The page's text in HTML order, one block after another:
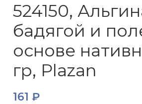
524150,
бадягой и
основе
гр, Plazan
161 ₽